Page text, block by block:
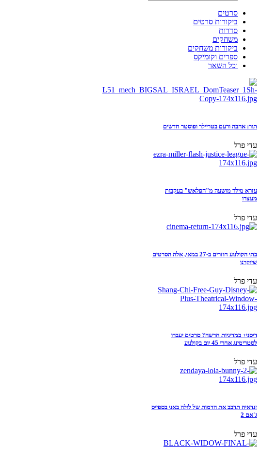
סרטים
ביקורות סרטים
סדרות
משחקים
ביקורות משחקים
ספרים וקומיקס
וכל השאר
תור: אהבה ורעם בטריילר ופוסטר חדשים
עדי פרל
עזרא מילר מושעה מ"הפלאש" בעקבות
מעצרו
עדי פרל
בתי הקולנוע חוזרים ב-27 במאי, אלה הסרטים
שיוקרנו
עדי פרל
דיסני+ במדיניות חדשה? סרטים יעברו
לסטרימינג אחרי 45 יום בקולנוע
עדי פרל
זנדאיה תדבב את הדמות של לולה באני בספייס
ג'אם 2
עדי פרל